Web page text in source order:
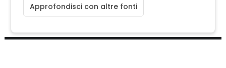
Approfondisci con altre fonti